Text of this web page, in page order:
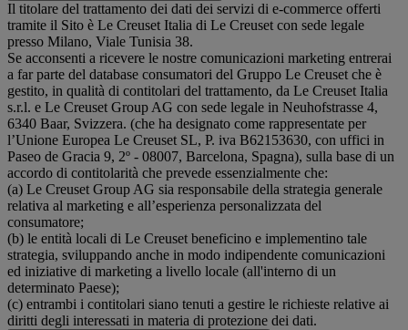
Il titolare del trattamento dei dati dei servizi di e-commerce offerti
tramite il Sito è Le Creuset Italia di Le Creuset con sede legale
presso Milano, Viale Tunisia 38.
Se acconsenti a ricevere le nostre comunicazioni marketing entrerai
a far parte del database consumatori del Gruppo Le Creuset che è
gestito, in qualità di contitolari del trattamento, da Le Creuset Italia
s.r.l. e Le Creuset Group AG con sede legale in Neuhofstrasse 4,
6340 Baar, Svizzera. (che ha designato come rappresentate per
l’Unione Europea Le Creuset SL, P. iva B62153630, con uffici in
Paseo de Gracia 9, 2º - 08007, Barcelona, Spagna), sulla base di un
accordo di contitolarità che prevede essenzialmente che:
(a) Le Creuset Group AG sia responsabile della strategia generale
relativa al marketing e all’esperienza personalizzata del
consumatore;
(b) le entità locali di Le Creuset beneficino e implementino tale
strategia, sviluppando anche in modo indipendente comunicazioni
ed iniziative di marketing a livello locale (all'interno di un
determinato Paese);
(c) entrambi i contitolari siano tenuti a gestire le richieste relative ai
diritti degli interessati in materia di protezione dei dati.